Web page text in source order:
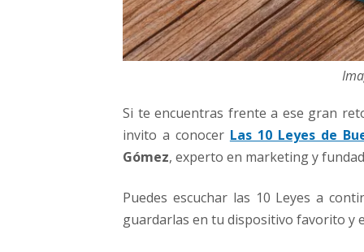
Si te encuentras frente a ese gran
invito a conocer Las 10 Leyes de
Gómez, experto en marketing y
Puedes escuchar las 10 Leyes a
guardarlas en tu dispositivo favorito y